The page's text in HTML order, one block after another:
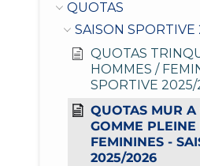
QUOTAS
SAISON
QUOTAS
HOMMES /
SPORTIVE
QUOTAS MUR A
GOMME
FEMININES -
2025/2026